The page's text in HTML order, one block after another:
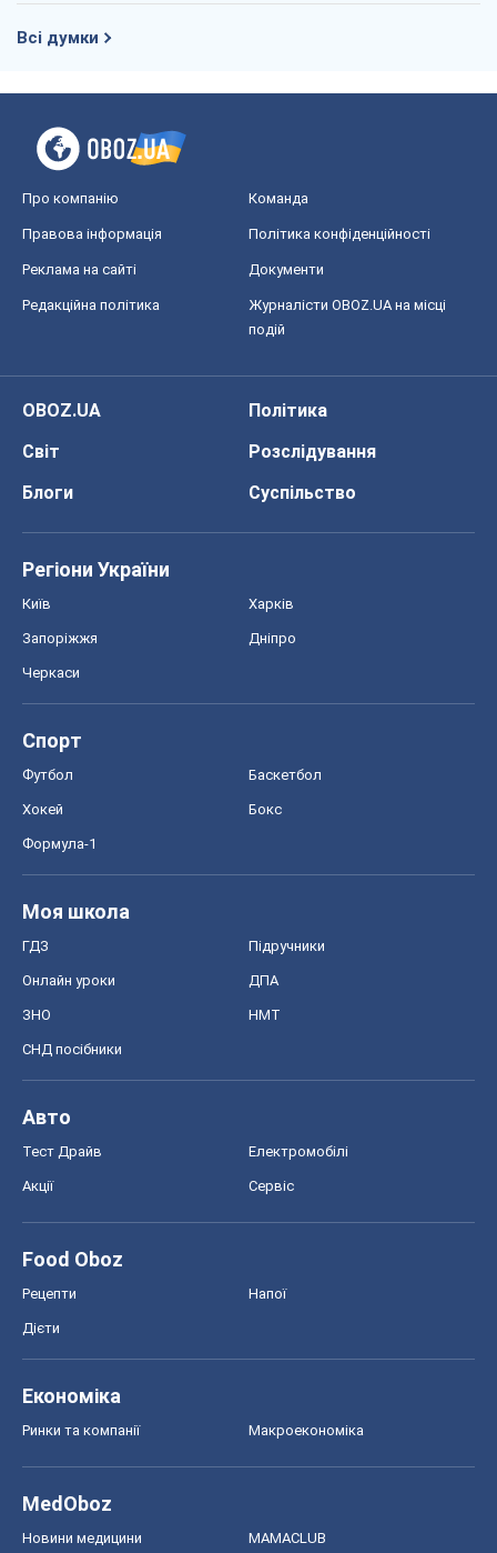
Всі думки
Про компанію Команда
Правова інформація Політика конфіденційності
Реклама на сайті Документи
Редакційна політика
Журналісти OBOZ.UA на місці
подій
OBOZ.UA
Політика
Світ
Розслідування
Блоги
Суспільство
Регіони України
Київ Харків
Запоріжжя Дніпро
Черкаси
Спорт
Футбол Баскетбол
Хокей Бокс
Формула-1
Моя школа
ГДЗ Підручники
Онлайн уроки ДПА
ЗНО НМТ
СНД посібники
Авто
Тест Драйв Електромобілі
Акції Сервіс
Food Oboz
Рецепти Напої
Дієти
Економіка
Ринки та компанії Макроекономіка
MedOboz
Новини медицини MAMACLUB